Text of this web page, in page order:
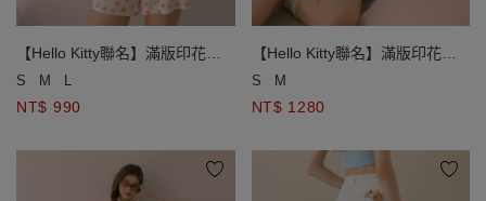
【Hello Kitty聯名】滿版印花細
肩帶BRA背心短褲家居服套裝
S M L
NT$ 990
【Hello Kitty聯名】滿版印花短
袖上衣短褲家居服套裝
S M
NT$ 1280